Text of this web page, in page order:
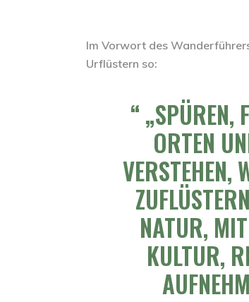
Im Vorwort des
Urflüstern so:
„SPÜREN,
ORTEN
VERSTEHEN,
NATUR,
KULTUR,